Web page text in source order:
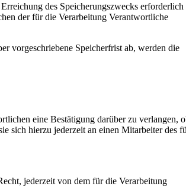
des Speicherungszwecks erforderlich
der für die Verarbeitung Verantwortliche
vorgeschriebene Speicherfrist ab, werden die
eine Bestätigung darüber zu verlangen,
sich hierzu jederzeit an einen Mitarbeiter des
jederzeit von dem für die Verarbeitung